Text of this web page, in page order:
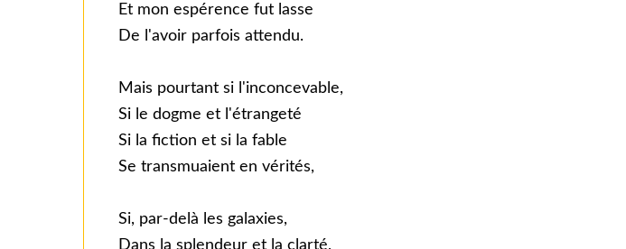
Et mon espérence fut lasse
De l'avoir parfois attendu.
Mais pourtant si l'inconcevable,
Si le dogme et l'étrangeté
Si la fiction et si la fable
Se transmuaient en vérités,
Si, par-delà les galaxies,
Dans la splendeur et la clarté,